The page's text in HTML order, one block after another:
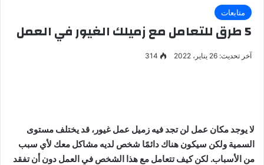
متابعات
5 طرق للتعامل مع زميلك الغيور في العمل
آخر تحديث: 26 يناير، 2022 314
لا يوجد مكان عمل لن تجد فيه زميل عمل غيور، قد يختلف مستوى
السمية ولكن سيكون هناك دائمًا شخص لديه مشاكل معك لأي سبب
من الأسباب. لكن كيف تتعامل مع هذا الشخص في العمل دون أن تفقد